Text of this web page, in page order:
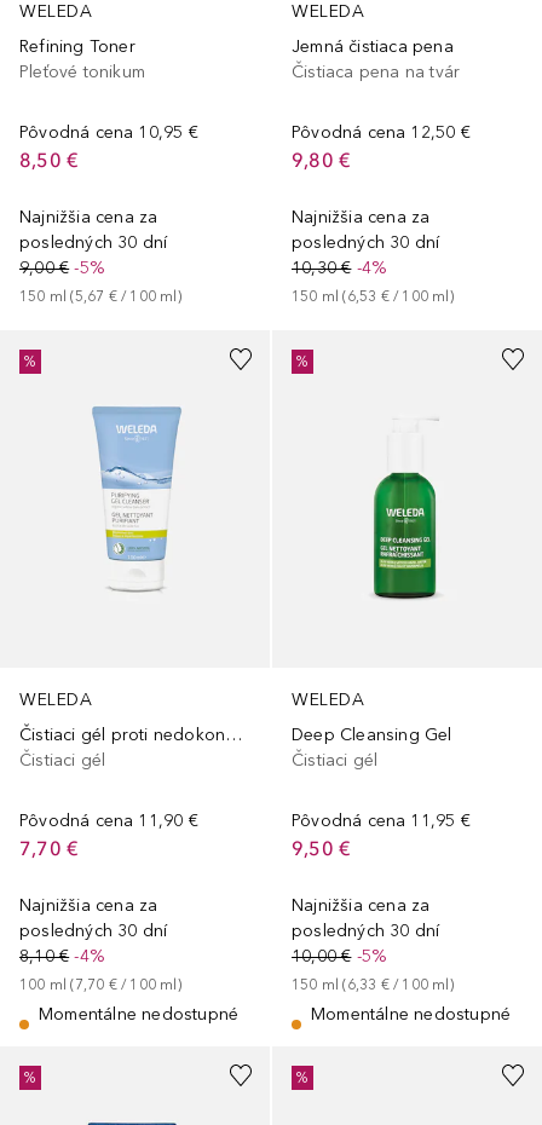
WELEDA
Refining Toner
Pleťové tonikum
Pôvodná cena 10,95 €
8,50 €
Najnižšia cena za
posledných 30 dní
9,00 €-5%
150 ml (5,67 € / 100 ml )
WELEDA
Jemná čistiaca pena
Čistiaca pena na tvár
Pôvodná cena 12,50 €
9,80 €
Najnižšia cena za
posledných 30 dní
10,30 €-4%
150 ml (6,53 € / 100 ml )
WELEDA
Čistiaci gél proti nedokonalostiam
Čistiaci gél
Pôvodná cena 11,90 €
7,70 €
Najnižšia cena za
posledných 30 dní
8,10 €-4%
100 ml (7,70 € / 100 ml )
Momentálne nedostupné
%
WELEDA
Deep Cleansing Gel
Čistiaci gél
Pôvodná cena 11,95 €
9,50 €
Najnižšia cena za
posledných 30 dní
10,00 €-5%
150 ml (6,33 € / 100 ml )
Momentálne nedostupné
%
% %